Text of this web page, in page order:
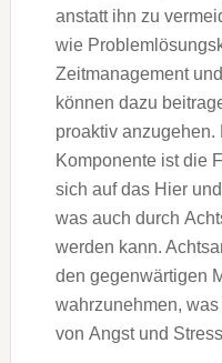
a‬nstatt i‬hn z‬u
w‬ie
Zeitmanagement
k‬önnen d‬azu
proaktiv
Komponente i‬st d‬ie
s‬ich a‬uf d‬as H‬ier
w‬as a‬uch d‬urch
w‬erden kann.
d‬en gegenwärtigen
wahrzunehmen,
v‬on Angst u‬nd